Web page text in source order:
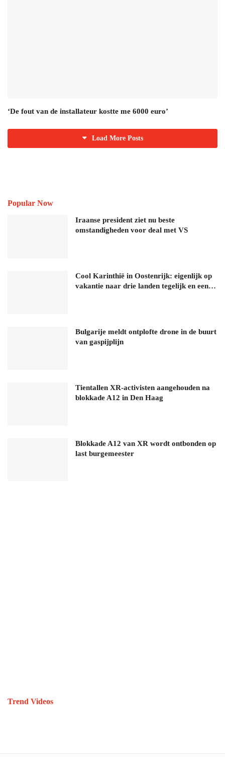
‘De fout van de installateur kostte me 6000 euro’
Load More Posts
Popular Now
Iraanse president ziet nu beste
omstandigheden voor deal met VS
Cool Karinthië in Oostenrijk: eigenlijk op
vakantie naar drie landen tegelijk en een…
Bulgarije meldt ontplofte drone in de buurt
van gaspijplijn
Tientallen XR-activisten aangehouden na
blokkade A12 in Den Haag
Blokkade A12 van XR wordt ontbonden op
last burgemeester
Trend Videos